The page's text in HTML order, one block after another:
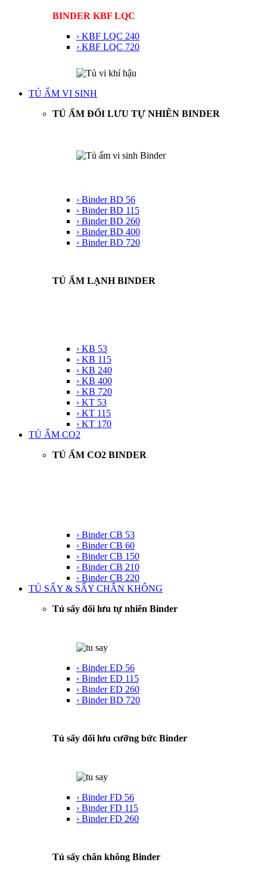
BINDER KBF LQC
› KBF LQC 240
› KBF LQC 720
TỦ ẤM VI SINH
TỦ ẤM ĐỐI LƯU TỰ NHIÊN BINDER
› Binder BD 56
› Binder BD 115
› Binder BD 260
› Binder BD 400
› Binder BD 720
TỦ ẤM LẠNH BINDER
› KB 53
› KB 115
› KB 240
› KB 400
› KB 720
› KT 53
› KT 115
› KT 170
TỦ ẤM CO2
TỦ ẤM CO2 BINDER
› Binder CB 53
› Binder CB 60
› Binder CB 150
› Binder CB 210
› Binder CB 220
TỦ SẤY & SẤY CHÂN KHÔNG
Tủ sấy đối lưu tự nhiên Binder
› Binder ED 56
› Binder ED 115
› Binder ED 260
› Binder BD 720
Tủ sấy đối lưu cưỡng bức Binder
› Binder FD 56
› Binder FD 115
› Binder FD 260
Tủ sấy chân không Binder